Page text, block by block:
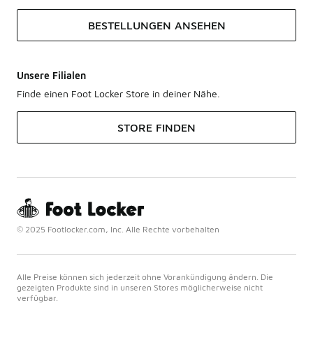
BESTELLUNGEN ANSEHEN
Unsere Filialen
Finde einen Foot Locker Store in deiner Nähe.
STORE FINDEN
© 2025 Footlocker.com, Inc. Alle Rechte vorbehalten
Alle Preise können sich jederzeit ohne Vorankündigung ändern. Die
gezeigten Produkte sind in unseren Stores möglicherweise nicht
verfügbar.